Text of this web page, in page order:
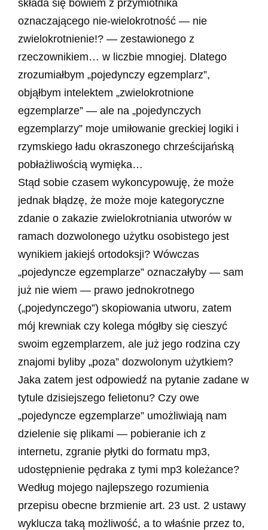
składa się bowiem z przymiotnika
oznaczającego nie-wielokrotność — nie
zwielokrotnienie!? — zestawionego z
rzeczownikiem… w liczbie mnogiej. Dlatego
zrozumiałbym „pojedynczy egzemplarz”,
objąłbym intelektem „zwielokrotnione
egzemplarze” — ale na „pojedynczych
egzemplarzy” moje umiłowanie greckiej logiki i
rzymskiego ładu okraszonego chrześcijańską
pobłażliwością wymięka…
Stąd sobie czasem wykoncypowuję, że może
jednak błądzę, że może moje kategoryczne
zdanie o zakazie zwielokrotniania utworów w
ramach dozwolonego użytku osobistego jest
wynikiem jakiejś ortodoksji? Wówczas
„pojedyncze egzemplarze” oznaczałyby — sam
już nie wiem — prawo jednokrotnego
(„pojedynczego”) skopiowania utworu, zatem
mój krewniak czy kolega mógłby się cieszyć
swoim egzemplarzem, ale już jego rodzina czy
znajomi byliby „poza” dozwolonym użytkiem?
Jaka zatem jest odpowiedź na pytanie zadane w
tytule dzisiejszego felietonu? Czy owe
„pojedyncze egzemplarze” umożliwiają nam
dzielenie się plikami — pobieranie ich z
internetu, zgranie płytki do formatu mp3,
udostępnienie pędraka z tymi mp3 koleżance?
Według mojego najlepszego rozumienia
przepisu obecne brzmienie art. 23 ust. 2 ustawy
wyklucza taką możliwość, a to właśnie przez to,